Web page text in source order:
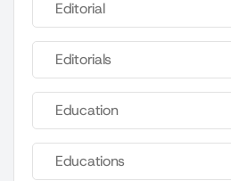
Editorial
Editorials
Education
Educations